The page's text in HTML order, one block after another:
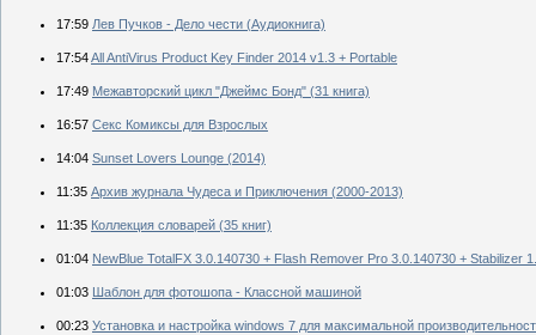
17:59 Лев Пучков - Дело чести (Аудиокнига)
17:54All AntiVirus Product Key Finder 2014 v1.3 + Portable
17:49 Межавторский цикл "Джеймс Бонд" (31 книга)
16:57 Секс Комиксы для Взрослых
14:04 Sunset Lovers Lounge (2014)
11:35 Архив журнала Чудеса и Приключения (2000-2013)
11:35 Коллекция словарей (35 книг)
01:04 NewBlue TotalFX 3.0.140730 + Flash Remover Pro 3.0.140730 + Stabilizer
01:03 Шаблон для фотошопа - Классной машиной
00:23 Установка и настройка windows 7 для максимальной